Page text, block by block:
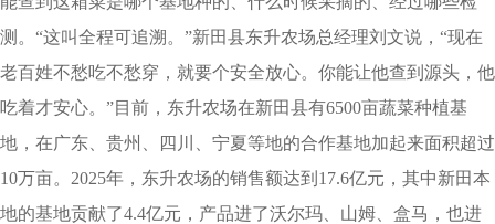
测。“这叫全程可追溯。”新田县东升农场总经理刘文说，“现在
老百姓不愁吃不愁穿，就要个安全放心。你能让他查到源头，他
吃着才安心。”目前，东升农场在新田县有6500亩蔬菜种植基
地，在广东、贵州、四川、宁夏等地的合作基地加起来面积超过
10万亩。2025年，东升农场的销售额达到17.6亿元，其中新田本
地的基地贡献了4.4亿元，产品进了沃尔玛、山姆、盒马，也进